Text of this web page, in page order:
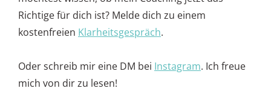
Richtige für dich ist? Melde dich zu einem
kostenfreien Klarheitsgespräch.
Oder schreib mir eine DM bei Instagram. Ich freue
mich von dir zu lesen!